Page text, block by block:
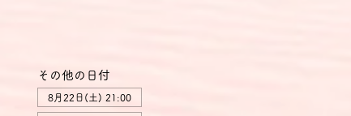
その他の日付
8月22日(土) 21:00